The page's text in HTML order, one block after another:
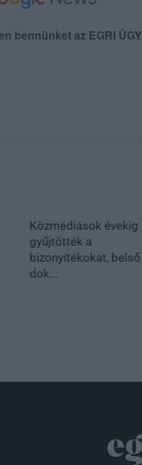
bennünket az EGRI
Közmédiások évekig
gyűjtötték a
bizonyítékokat, belső
dok...